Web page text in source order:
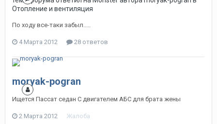
Отопление и вентиляция
По ходу все-таки забыл.....
4 Марта 2012 28 ответов
moryak-pogran
Ищется Пассат седан С двигателем АБС для брата жены
2 Марта 2012 Жалоба